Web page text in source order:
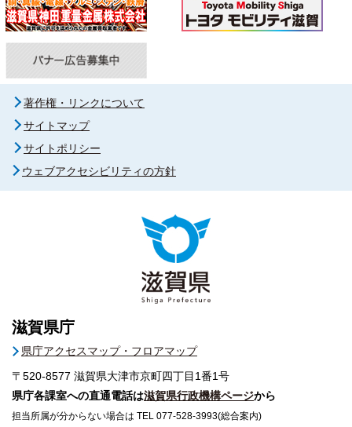
著作権・リンクについて
サイトマップ
サイトポリシー
ウェブアクセシビリティの方針
滋賀県庁
県庁アクセスマップ・フロアマップ
〒520-8577 滋賀県大津市京町四丁目1番1号
県庁各課室への直通電話は滋賀県行政機構ページから
担当所属が分からない場合は TEL 077-528-3993(総合案内)